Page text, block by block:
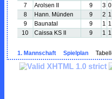
7
Arolsen II 9 3 0
8
Hann. Münden 9 2 1
9
Baunatal 9 1 1
10
Caissa KS II 9 1 1
1. Mannschaft Spielplan